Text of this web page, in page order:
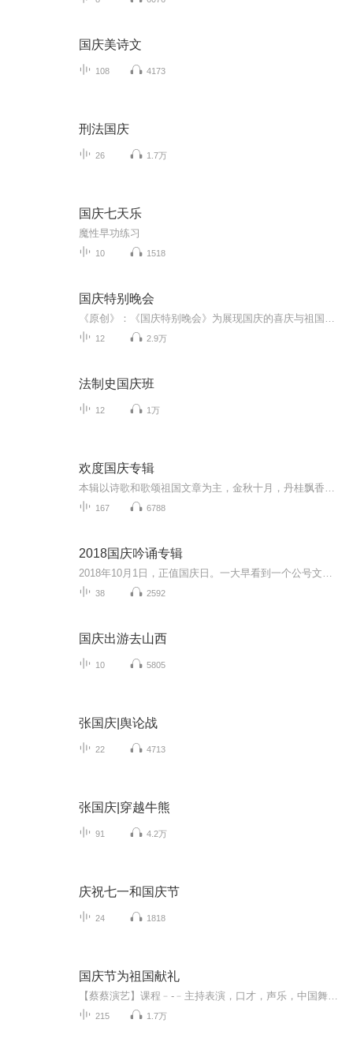
国庆美诗文
108 4173
刑法国庆
26 1.7万
国庆七天乐
魔性早功练习
10 1518
国庆特别晚会
12 2.9万
法制史国庆班
12 1万
欢度国庆专辑
167 6788
2018国庆吟诵专辑
38 2592
国庆出游去山西
10 5805
张国庆|舆论战
22 4713
张国庆|穿越牛熊
91 4.2万
庆祝七一和国庆节
24 1818
国庆节为祖国献礼
215 1.7万